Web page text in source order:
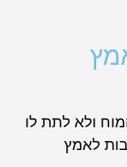
ולא לתת לו
לאמץ